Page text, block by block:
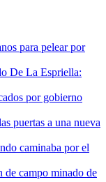
para pelear por
De La Espriella:
por gobierno
puertas a una nueva
caminaba por el
de campo minado de